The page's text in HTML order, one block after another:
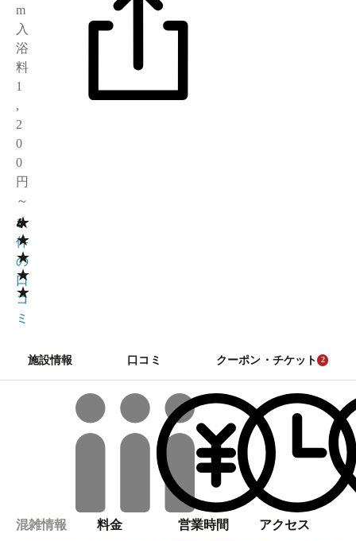
m
入
浴
料
1
,
2
0
0
円
～
★
★
★
★
★
4
1
件
の
口
コ
ミ
施設情報 口コミ クーポン・チケット 2
混雑情報 料金 営業時間 アクセス